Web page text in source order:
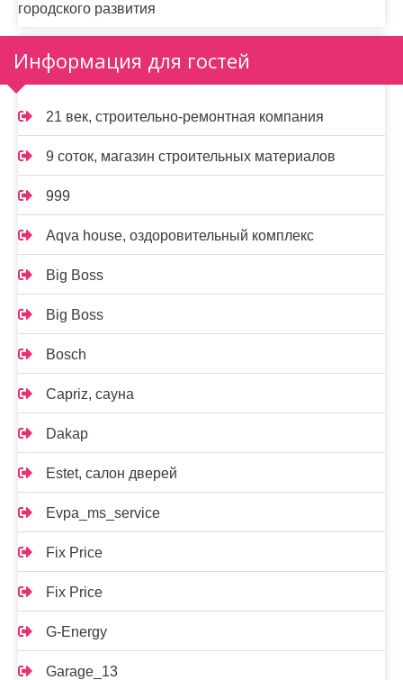
городского развития
Информация для гостей
21 век, строительно-ремонтная компания
9 соток, магазин строительных материалов
999
Aqva house, оздоровительный комплекс
Big Boss
Big Boss
Bosch
Capriz, сауна
Dakap
Estet, салон дверей
Evpa_ms_service
Fix Price
Fix Price
G-Energy
Garage_13